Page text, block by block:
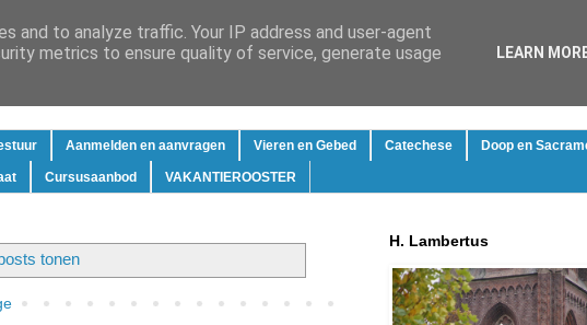
Aanmelden en aanvragen Vieren en Gebed Catechese Doop en
Cursusaanbod VAKANTIEROOSTER
tonen
H. Lambertus
and to analyze traffic. Your IP address and user-agent
metrics to ensure quality of service, generate usage
LEARN